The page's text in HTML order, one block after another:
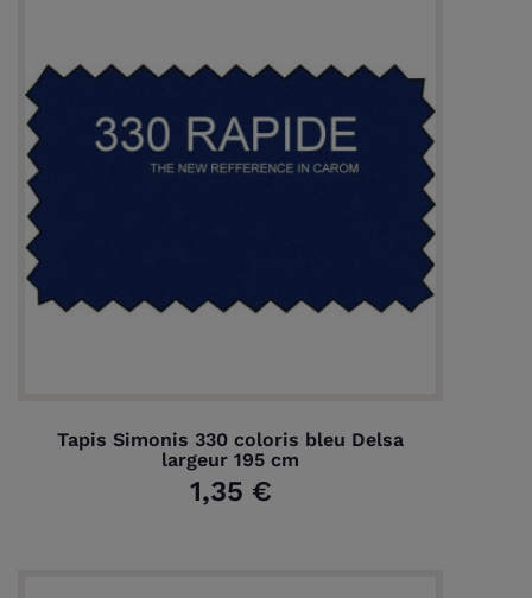
Tapis Simonis 330 coloris bleu Delsa
largeur 195 cm
1,35 €